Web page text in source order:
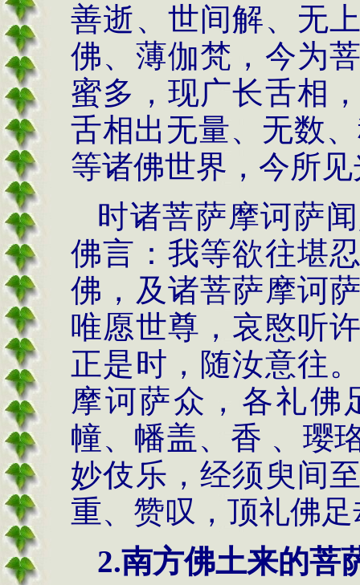
善逝、世间解、无
佛、薄伽梵，今为
蜜多，现广长舌相
舌相出无量、无数
等诸佛世界，今所
时诸菩萨摩诃萨
佛言：我等欲往堪
佛，及诸菩萨摩诃
唯愿世尊，哀愍听
正是时，随汝意往
摩诃萨众，各礼佛
幢、幡盖、香 、璎
妙伎乐，经须臾间
重、赞叹，顶礼佛
2.南方佛土来的菩